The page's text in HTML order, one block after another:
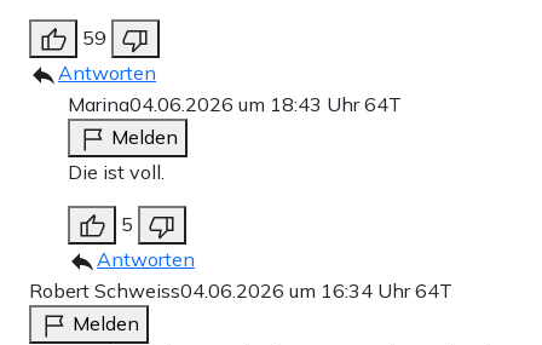
59
Antworten
Marina04.06.2026 um 18:43 Uhr64T
Melden
Die ist voll.
5
Antworten
Robert Schweiss04.06.2026 um 16:34 Uhr64T
Melden